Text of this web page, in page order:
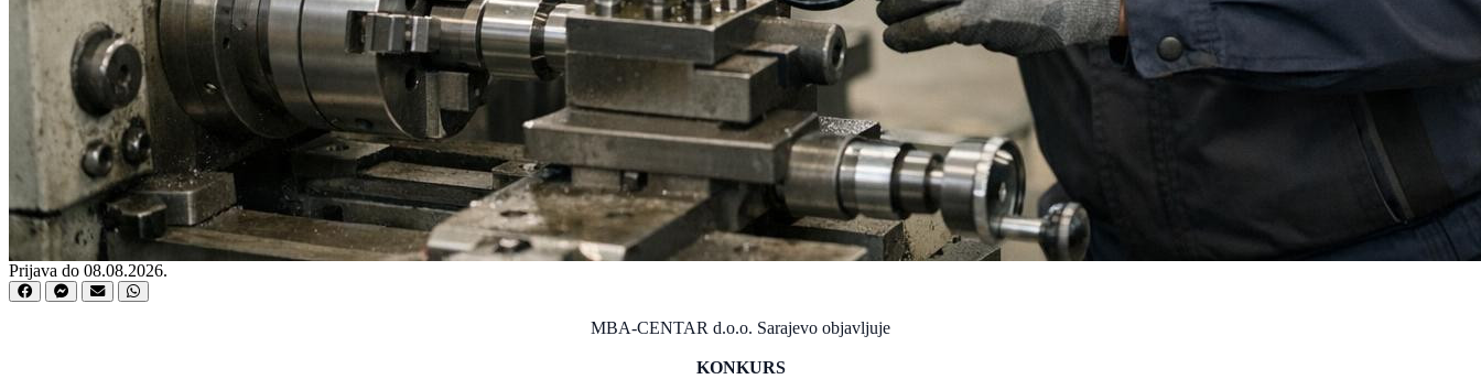
Prijava do 08.08.2026.
MBA-CENTAR d.o.o. Sarajevo objavljuje
KONKURS